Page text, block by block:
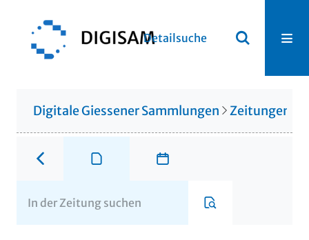
Detailsuche
Digitale Giessener Sammlungen Zeitungen